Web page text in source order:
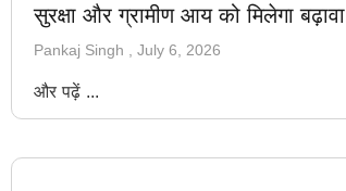
सुरक्षा और ग्रामीण आय को मिलेगा बढ़ावा
Pankaj Singh July 6, 2026
और पढ़ें ...